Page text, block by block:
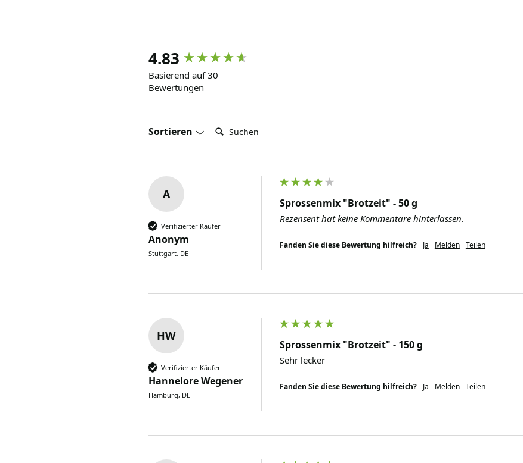
4.83
Basierend auf 30
Bewertungen
Sortieren Suchen:
A
Verifizierter Käufer
Anonym
Stuttgart, DE
Sprossenmix "Brotzeit" - 50 g
Rezensent hat keine Kommentare hinterlassen.
Fanden Sie diese Bewertung hilfreich? Ja Melden Teilen
HW
Verifizierter Käufer
Hannelore Wegener
Hamburg, DE
Sprossenmix "Brotzeit" - 150 g
Sehr lecker
Fanden Sie diese Bewertung hilfreich? Ja Melden Teilen